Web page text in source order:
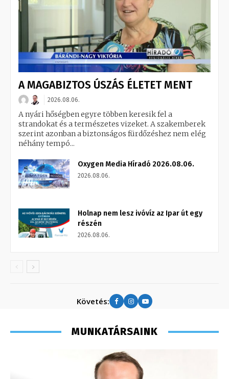
A MAGABIZTOS ÚSZÁS ÉLETET MENT
2026.08.06.
A nyári hőségben egyre többen keresik fel a
strandokat és a természetes vizeket. A szakemberek
szerint azonban a biztonságos fürdőzéshez nem elég
néhány tempó...
Oxygen Media Híradó 2026.08.06.
2026.08.06.
Holnap nem lesz ivóvíz az Ipar út egy
részén
2026.08.06.
Követés:
MUNKATÁRSAINK